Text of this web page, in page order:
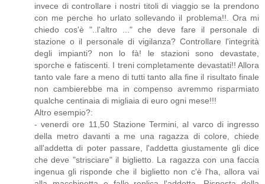
invece di controllare i nostri titoli di viaggio se la prendono
con me perche ho urlato sollevando il problema!!. Ora mi
chiedo cos'è "..l'altro ..." che deve fare il personale di
stazione o il personale di vigilanza? Controllare l'integrità
degli impianti? non lo fà! le stazioni sono devastate,
sporche e fatiscenti. I treni completamente devastati!! Allora
tanto vale fare a meno di tutti tanto alla fine il risultato finale
non cambierebbe ma in compenso avremmo risparmiato
qualche centinaia di migliaia di euro ogni mese!!!
Altro esempio?:
- venerdi ore 11,50 Stazione Termini, al varco di ingresso
della metro davanti a me una ragazza di colore, chiede
all'addetta di poter passare, l'addetta giustamente gli dice
che deve "strisciare" il biglietto. La ragazza con una faccia
ingenua gli risponde che il biglietto non c'è l'ha, allora vai